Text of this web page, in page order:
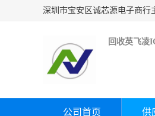
回收英飞凌
公司首页 供